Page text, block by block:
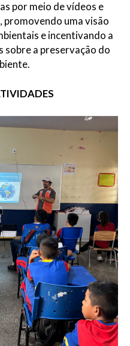
por meio de vídeos e
uma visão
e incentivando a
sobre a preservação do